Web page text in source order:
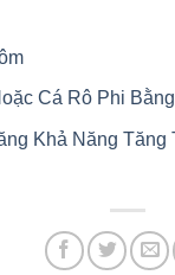
Cá Rô Phi
Khả Năng